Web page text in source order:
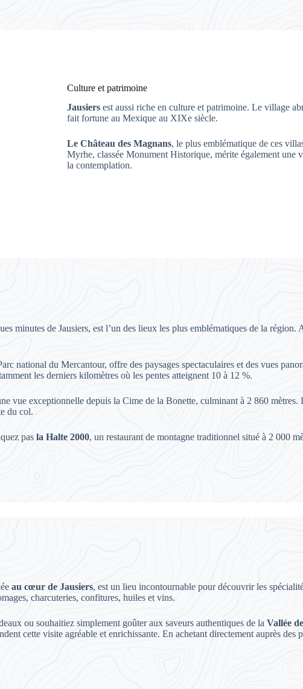
Culture et patrimoine
Jausiers est aussi riche en culture et patrimoine. Le village
fait fortune au Mexique au XIXe siècle.
Le Château des Magnans, le plus emblématique de ces
Myrhe, classée Monument Historique, mérite également une
la contemplation.
minutes de Jausiers, est l’un des lieux les plus emblématiques de la
national du Mercantour, offre des paysages spectaculaires et des vues
les derniers kilomètres où les pentes atteignent 10 à 12 %.
vue exceptionnelle depuis la Cime de la Bonette, culminant à 2 860
du col.
pasla Halte 2000, un restaurant de montagne traditionnel situé à 2 000
au cœur de Jausiers, est un lieu incontournable pour découvrir les
charcuteries, confitures, huiles et vins.
ou souhaitiez simplement goûter aux saveurs authentiques de laVallée
cette visite agréable et enrichissante. En achetant directement auprès